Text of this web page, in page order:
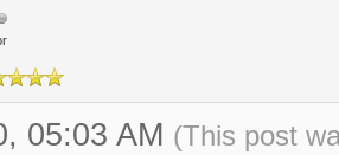
05:03 AM (This post